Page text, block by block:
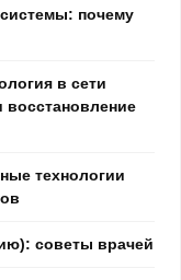
почему
в сети
восстановление
технологии
советы врачей